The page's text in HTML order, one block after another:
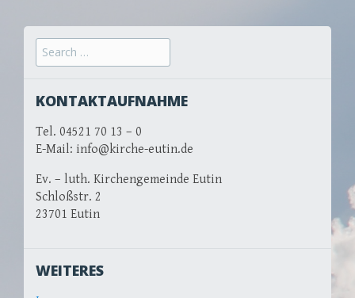
Search for:
KONTAKTAUFNAHME
Tel. 04521 70 13 – 0
E-Mail: info@kirche-eutin.de
Ev. – luth. Kirchengemeinde Eutin
Schloßstr. 2
23701 Eutin
WEITERES